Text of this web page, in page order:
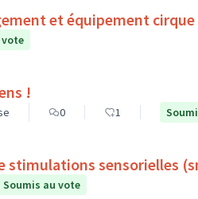
et équipement cirque
vote
!
0 1
stimulations sensorielles
Soumis au vote